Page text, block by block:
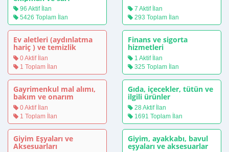
malzemeleri; aydınlatma
96 Aktif İlan
5426 Toplam İlan
7 Aktif İlan
293 Toplam İlan
Ev aletleri (aydınlatma
hariç ) ve temizlik
ürünleri
0 Aktif İlan
1 Toplam İlan
Finans ve sigorta
hizmetleri
1 Aktif İlan
325 Toplam İlan
Gayrimenkul mal alımı,
bakım ve onarım
giderleri
0 Aktif İlan
1 Toplam İlan
Gıda, içecekler, tütün ve
ilgili ürünler
28 Aktif İlan
1691 Toplam İlan
Giyim Eşyaları ve
Aksesuarları
Giyim, ayakkabı, bavul
eşyaları ve aksesuarlar